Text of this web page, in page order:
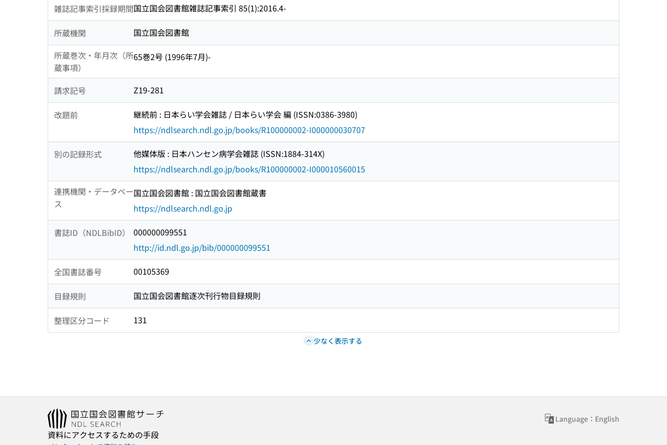
雑誌記事索引採録期間国立国会図書館雑誌記事索引 85(1):2016.4-
所蔵機関
国立国会図書館
所蔵巻次・年月次（所
蔵事項）
65巻2号 (1996年7月)-
請求記号 Z19-281
改題前
継続前 : 日本らい学会雑誌 / 日本らい学会 編 (ISSN:0386-3980)
https://ndlsearch.ndl.go.jp/books/R100000002-I000000030707
別の記録形式
他媒体版 : 日本ハンセン病学会雑誌 (ISSN:1884-314X)
https://ndlsearch.ndl.go.jp/books/R100000002-I000010560015
連携機関・データベー
ス
国立国会図書館 : 国立国会図書館蔵書
https://ndlsearch.ndl.go.jp
書誌ID（NDLBibID）
000000099551
http://id.ndl.go.jp/bib/000000099551
全国書誌番号 00105369
目録規則 国立国会図書館逐次刊行物目録規則
整理区分コード 131
少なく表示する
Language：English
資料にアクセスするための手段